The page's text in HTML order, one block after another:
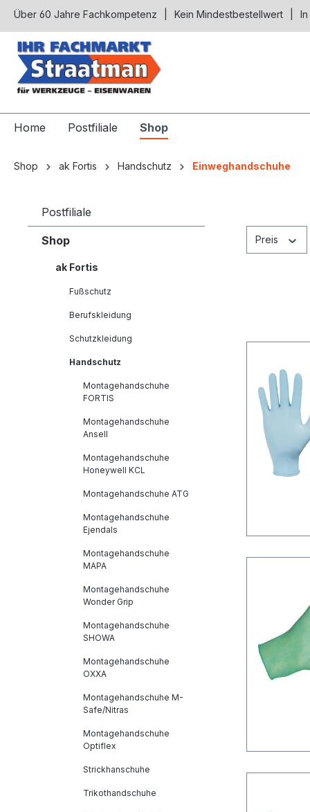
Zur Hauptnavigation springen
Über 60 Jahre Fachkompetenz Kein Mindestbestellwert
Home Postfiliale Shop
Shop ak Fortis Handschutz Einweghandschuhe
Postfiliale
Shop
ak Fortis
Fußschutz
Berufskleidung
Schutzkleidung
Handschutz
Montagehandschuhe
FORTIS
Montagehandschuhe
Ansell
Montagehandschuhe
Honeywell KCL
Montagehandschuhe ATG
Montagehandschuhe
Ejendals
Montagehandschuhe
MAPA
Montagehandschuhe
Wonder Grip
Montagehandschuhe
SHOWA
Montagehandschuhe
OXXA
Montagehandschuhe M-
Safe/Nitras
Montagehandschuhe
Optiflex
Strickhanschuhe
Trikothandschuhe
Preis